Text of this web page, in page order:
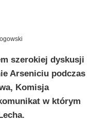
szerokiej dyskusji
Arseniciu podczas
Komisja
w którym